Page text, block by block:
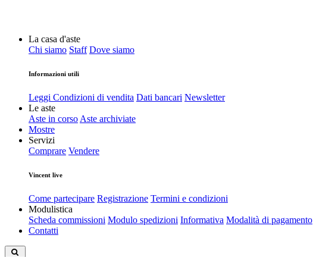
La casa d'aste
Chi siamo Staff Dove siamo
Informazioni utili
Leggi Condizioni di vendita Dati bancari Newsletter
Le aste
Aste in corso Aste archiviate
Mostre
Servizi
Comprare Vendere
Vincent live
Come partecipare Registrazione Termini e condizioni
Modulistica
Scheda commissioni Modulo spedizioni Informativa Modalità di pagamento
Contatti